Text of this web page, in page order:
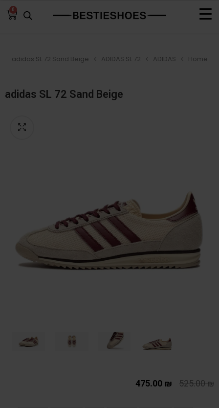
0
Home
ADIDAS
ADIDAS SL 72
adidas SL 72 Sand Beige
adidas SL 72 Sand Beige
525.00₪
475.00 ₪